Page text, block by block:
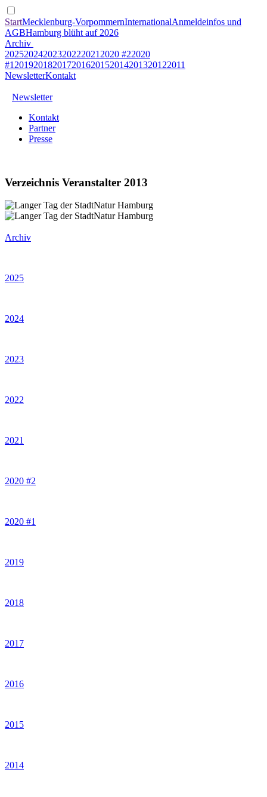
StartMecklenburg-VorpommernInternationalAnmeldeinfos und
AGBHamburg blüht auf 2026
Archiv
20252024202320222021 2020 #22020
#1 201920182017201620152014201320122011
NewsletterKontakt
Newsletter
Kontakt
Partner
Presse
Verzeichnis Veranstalter 2013
Archiv
2025
2024
2023
2022
2021
2020 #2
2020 #1
2019
2018
2017
2016
2015
2014